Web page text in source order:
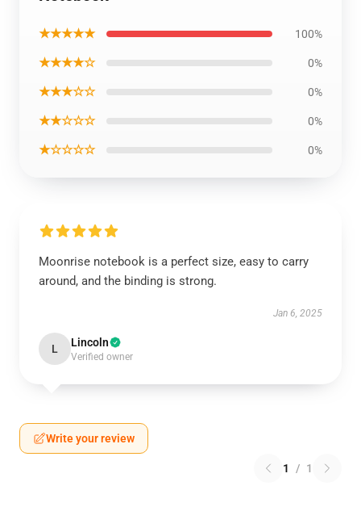
★★★★★ 100%
★★★★☆ 0%
★★★☆☆ 0%
★★☆☆☆ 0%
★☆☆☆☆ 0%
Moonrise notebook is a perfect size, easy to carry
around, and the binding is strong.
Jan 6, 2025
L Lincoln
Verified owner
Write your review
1 / 1